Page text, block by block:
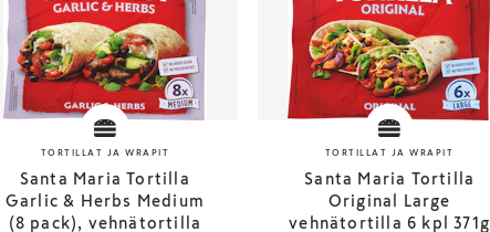
TORTILLAT JA WRAPIT
Santa Maria Tortilla
Garlic & Herbs Medium
(8 pack), vehnätortilla
TORTILLAT JA WRAPIT
Santa Maria Tortilla
Original Large
vehnätortilla 6 kpl 371g